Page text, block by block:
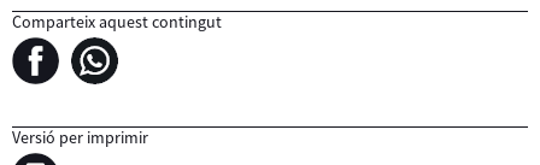
Comparteix aquest contingut
Versió per imprimir